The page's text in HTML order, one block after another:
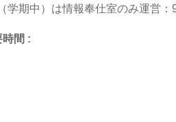
学期中）は情報奉仕室のみ運営：
時間 :